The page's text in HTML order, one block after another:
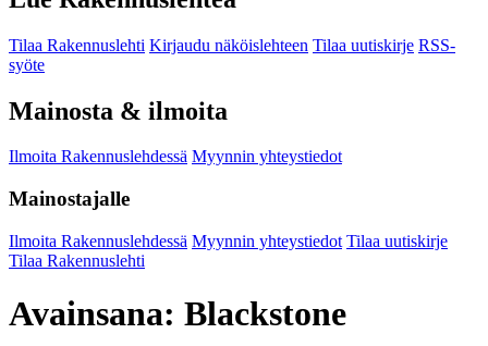
Tilaa Rakennuslehti Kirjaudu näköislehteen Tilaa uutiskirje RSS-
syöte
Mainosta & ilmoita
Ilmoita Rakennuslehdessä Myynnin yhteystiedot
Mainostajalle
Ilmoita Rakennuslehdessä Myynnin yhteystiedot Tilaa uutiskirje
Tilaa Rakennuslehti
Avainsana: Blackstone